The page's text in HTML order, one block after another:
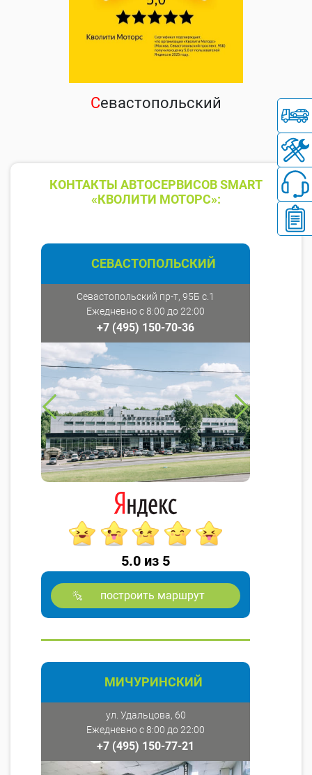
Севастопольский
КОНТАКТЫ АВТОСЕРВИСОВ SMART
«КВОЛИТИ МОТОРС»:
СЕВАСТОПОЛЬСКИЙ
Севастопольский пр-т, 95Б с.1
Ежедневно с 8:00 до 22:00
+7 (495) 150-70-36
5.0 из 5
построить маршрут
МИЧУРИНСКИЙ
ул. Удальцова, 60
Ежедневно с 8:00 до 22:00
+7 (495) 150-77-21